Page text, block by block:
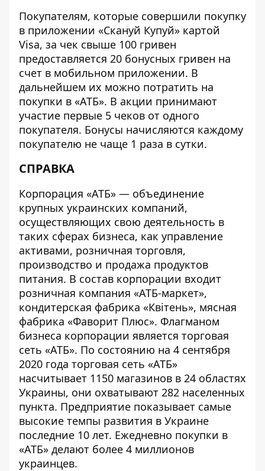
Покупателям, которые совершили покупку
в приложении «Скануй Купуй» картой
Visa, за чек свыше 100 гривен
предоставляется 20 бонусных гривен на
счет в мобильном приложении. В
дальнейшем их можно потратить на
покупки в «АТБ». В акции принимают
участие первые 5 чеков от одного
покупателя. Бонусы начисляются каждому
покупателю не чаще 1 раза в сутки.
СПРАВКА
Корпорация «АТБ» — объединение
крупных украинских компаний,
осуществляющих свою деятельность в
таких сферах бизнеса, как управление
активами, розничная торговля,
производство и продажа продуктов
питания. В состав корпорации входит
розничная компания «АТБ-маркет»,
кондитерская фабрика «Квітень», мясная
фабрика «Фаворит Плюс». Флагманом
бизнеса корпорации является торговая
сеть «АТБ». По состоянию на 4 сентября
2020 года торговая сеть «АТБ»
насчитывает 1150 магазинов в 24 областях
Украины, они охватывают 282 населенных
пункта. Предприятие показывает самые
высокие темпы развития в Украине
последние 10 лет. Ежедневно покупки в
«АТБ» делают более 4 миллионов
украинцев.